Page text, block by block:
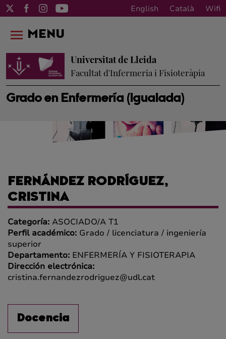
English Català Wifi
Grado en Enfermería (Igualada)
Universitat de Lleida
Facultat d'Infermeria i Fisioteràpia
MENU
FERNÁNDEZ RODRÍGUEZ,
CRISTINA
Categoría: ASOCIADO/A T1
Perfil académico: Grado / licenciatura / ingeniería
superior
Departamento: ENFERMERÍA Y FISIOTERAPIA
Dirección electrónica:
cristina.fernandezrodriguez@udl.cat
Docencia